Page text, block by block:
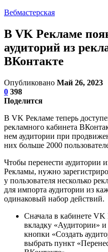
Вебмастерская
В VK Рекламе
аудиторий из
ВКонтакте
Опубликовано Май 26, 2023
0 398
Поделится
В VK Рекламе теперь
рекламного кабинета
нем аудитории при
них больше 2000
Чтобы перенести аудитории
Рекламы, нужно
у пользователя несколько
для импорта аудитории из
одинаковый набор действий.
Сначала в кабинете
вкладку «Аудитории» и
кнопки «Создать
выбрать пункт